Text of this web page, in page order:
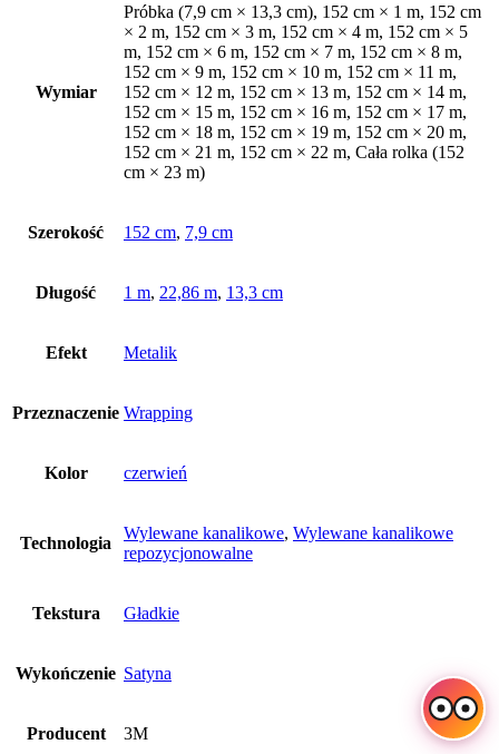
Wymiar
Próbka (7,9 cm × 13,3 cm), 152 cm × 1 m, 152 cm
× 2 m, 152 cm × 3 m, 152 cm × 4 m, 152 cm × 5
m, 152 cm × 6 m, 152 cm × 7 m, 152 cm × 8 m,
152 cm × 9 m, 152 cm × 10 m, 152 cm × 11 m,
152 cm × 12 m, 152 cm × 13 m, 152 cm × 14 m,
152 cm × 15 m, 152 cm × 16 m, 152 cm × 17 m,
152 cm × 18 m, 152 cm × 19 m, 152 cm × 20 m,
152 cm × 21 m, 152 cm × 22 m, Cała rolka (152
cm × 23 m)
Szerokość 152 cm, 7,9 cm
Długość 1 m, 22,86 m, 13,3 cm
Efekt Metalik
Przeznaczenie Wrapping
Kolor czerwień
Technologia
Wylewane kanalikowe, Wylewane kanalikowe
repozycjonowalne
Tekstura Gładkie
Wykończenie Satyna
Producent 3M